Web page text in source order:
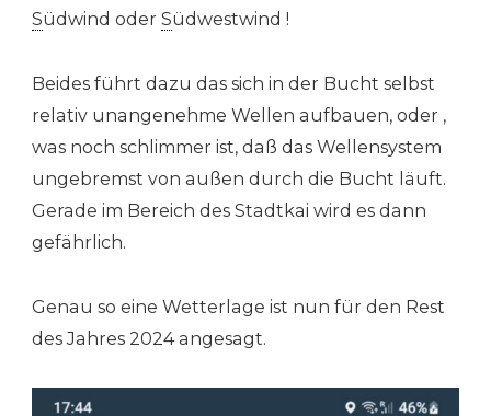
Südwind oder Südwestwind !
Beides führt dazu das sich in der Bucht selbst
relativ unangenehme Wellen aufbauen, oder ,
was noch schlimmer ist, daß das Wellensystem
ungebremst von außen durch die Bucht läuft.
Gerade im Bereich des Stadtkai wird es dann
gefährlich.
Genau so eine Wetterlage ist nun für den Rest
des Jahres 2024 angesagt.